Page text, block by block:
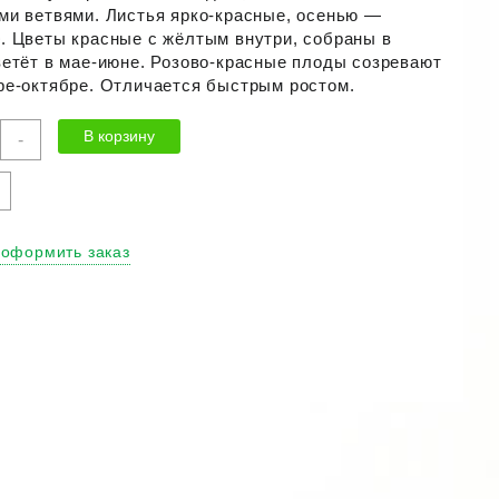
ветвями. Листья ярко-красные, осенью —
Цветы красные с жёлтым внутри, собраны в
в мае-июне. Розово-красные плоды созревают
октябре. Отличается быстрым ростом.
- В корзину
заказ